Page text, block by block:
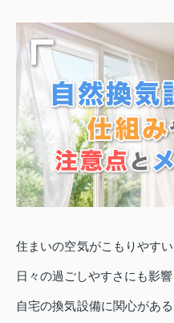
住まいの空気がこもりやす
日々の過ごしやすさにも影響
自宅の換気設備に関心があ